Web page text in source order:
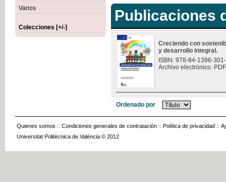
Varios
Colecciones [+/-]
Publicaciones
Creciendo con
y desarrollo integral.
ISBN: 978-84-1396-
Archivo electrónico.
Ordenado por
Quienes somos :: Condiciones generales de contratación :: Política de privacidad ::
Universitat Politècnica de València © 2012